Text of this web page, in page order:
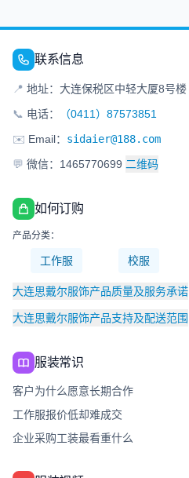
联系信息
📍 地址：大连保税区中轻大厦8号楼
📞 电话：
（0411）87573851
✉️ Email： sidaier@188.com
💬 微信：1465770699 二维码
如何订购
产品分类：
工作服 校服
大连思戴尔服饰产品质量及服务承诺
大连思戴尔服饰产品支持及配送范围
服装常识
客户为什么愿意长期合作
工作服报价低却难成交
企业采购工装最看重什么